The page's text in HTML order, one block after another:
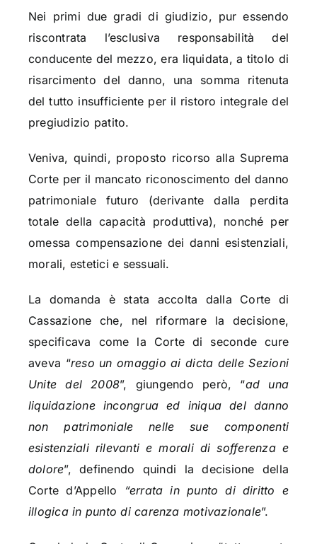
Nei primi due gradi di giudizio, pur essendo
riscontrata l’esclusiva responsabilità del
conducente del mezzo, era liquidata, a titolo di
risarcimento del danno, una somma ritenuta
del tutto insufficiente per il ristoro integrale del
pregiudizio patito.
Veniva, quindi, proposto ricorso alla Suprema
Corte per il mancato riconoscimento del danno
patrimoniale futuro (derivante dalla perdita
totale della capacità produttiva), nonché per
omessa compensazione dei danni esistenziali,
morali, estetici e sessuali.
La domanda è stata accolta dalla Corte di
Cassazione che, nel riformare la decisione,
specificava come la Corte di seconde cure
aveva “reso un omaggio ai dicta delle Sezioni
Unite del 2008”, giungendo però, “ad una
liquidazione incongrua ed iniqua del danno
non patrimoniale nelle sue componenti
esistenziali rilevanti e morali di sofferenza e
dolore”, definendo quindi la decisione della
Corte d’Appello
“errata in punto di diritto e
illogica in punto di carenza motivazionale”.